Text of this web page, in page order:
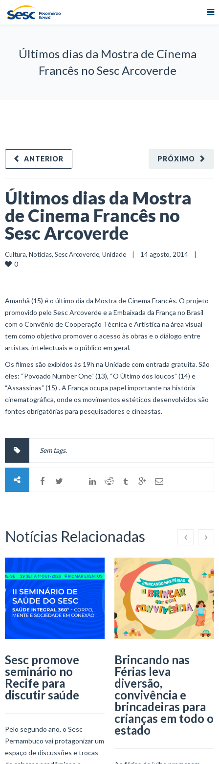
Últimos dias da Mostra de Cinema
Francês no Sesc Arcoverde
PRÓXIMO
ANTERIOR
Últimos dias da Mostra
de Cinema Francês no
Sesc Arcoverde
Cultura, Notícias, Sesc Arcoverde, Unidade
0
Amanhã (15) é o último dia da Mostra de Cinema Francês. O projeto
promovido pelo Sesc Arcoverde e a Embaixada da França no Brasil
com o Convênio de Cooperação Técnica e Artística na área visual
tem como objetivo promover o acesso às obras e o diálogo entre
artistas, intelectuais e o público em geral.
Os filmes são exibidos às 19h na Unidade com entrada gratuita. São
eles: “Povoado Number One” (13), “O Último dos loucos” (14) e
“Assassinas” (15) . A França ocupa papel importante na história
cinematográfica, onde os movimentos estéticos desenvolvidos são
fontes obrigatórias para pesquisadores e cineastas.
Sem tags.
Notícias Relacionadas
Sesc promove
seminário no
Recife para
discutir saúde
Pelo segundo ano, o Sesc
Pernambuco vai protagonizar um
espaço de discussões e trocas
Brincando nas
Férias leva
diversão,
convivência e
brincadeiras para
crianças em todo o
estado